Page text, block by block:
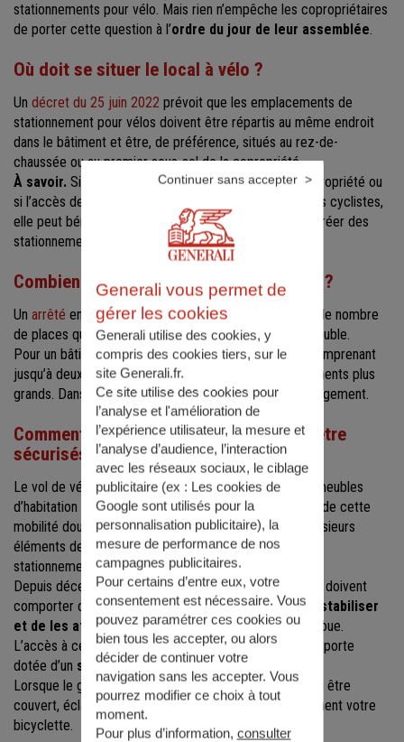
stationnements pour vélo. Mais rien n’empêche les copropriétaires
de porter cette question à l’ordre du jour de leur assemblée.
Où doit se situer le local à vélo ?
Un décret du 25 juin 2022 prévoit que les emplacements de
stationnement pour vélos doivent être répartis au même endroit
dans le bâtiment et être, de préférence, situés au rez-de-
chaussée ou au premier sous-sol de la copropriété.
À savoir. Si aucun espace n’est disponible dans la copropriété ou
si l’accès depuis l’espace public est dangereux pour les cyclistes,
elle peut bénéficier d’une dérogation à l’obligation de créer des
stationnements sécurisés pour les vélos.
Combien d’emplacements sont à prévoir ?
Un arrêté entré en vigueur en décembre 2022 précise le nombre
de places que doit comporter le local à vélo d’un immeuble.
Pour un bâtiment neuf, il en fautune par logement
comprenant
jusqu’à deux pièces principales, et deux pour les logements plus
grands. Dans l’ancien, il faut seulement une place par logement.
Comment les locaux à vélos doivent-ils être
sécurisés ?
Le vol de vélo – qui survient y compris au sein des immeubles
d’habitation - est un frein important au développement de cette
mobilité douce. La loi impose désormais de prévoir plusieurs
éléments de sécurisation des espaces dédiés à leur
stationnement.
Depuis décembre 2022, les stationnements pour vélos doivent
comporter desdispositifs fixes permettant de les stabiliser
et de les attacherpar le cadre ou au moins par une roue.
L’accès à ces stationnements doit être assuré par une porte
dotée d’un système de fermeture sécurisée
Lorsque le garage à vélo est installé en extérieur, il doit être
couvert, éclairé et clos. De quoi y laisser plus sereinement votre
bicyclette.
Generali vous permet de
gérer les cookies
Generali utilise des cookies, y
compris des cookies tiers, sur le
site Generali.fr.
Ce site utilise des cookies pour
l’analyse et l'amélioration de
l’expérience utilisateur, la mesure et
l’analyse d’audience, l’interaction
avec les réseaux sociaux, le ciblage
publicitaire (ex : Les cookies de
Google sont utilisés pour la
personnalisation publicitaire), la
mesure de performance de nos
campagnes publicitaires.
Pour certains d’entre eux, votre
consentement est nécessaire. Vous
pouvez paramétrer ces cookies ou
bien tous les accepter, ou alors
décider de continuer votre
navigation sans les accepter. Vous
pourrez modifier ce choix à tout
moment.
Pour plus d’information, consulter
Continuer sans accepter